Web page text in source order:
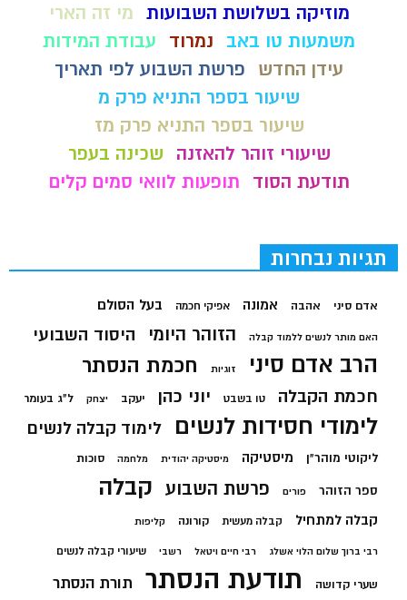
מוזיקה בשלושת השבועות מי זה הארי
משמעות טו באב
נמרוד
עבודת המידות
עידן החדש
פרשת השבוע לפי תאריך
שיעור בספר התניא פרק מ
שיעור בספר התניא פרק מז
שיעורי זוהר להאזנה
שכינה בעפר
תודעת הסוד
תופעות לוואי סמים קלים
תגיות נבחרות
אדם סיני אהבה אמונה אפיקי חכמה בעל הסולם
האם מותר לנשים ללמוד קבלה הזוהר היומי היסוד השבועי
הרב אדם סיני זוגיות חכמת הנסתר
חכמת הקבלה טו בשבט יוני כהן יעקב יצחק ל"ג בעומר
לימודי חסידות לנשים לימוד קבלה לנשים
ליקוטי מוהר"ן מיסטיקה מיסטיקה יהודית מלחמה סוכות
ספר הזוהר פורים פרשת השבוע קבלה
קבלה למתחיל קבלה מעשית קורונה קליפות
רבי ברוך שלום הלוי אשלג רבי חיים ויטאל רשבי שיעורי קבלה לנשים
שערי קדושה תודעת הנסתר תורת הנסתר